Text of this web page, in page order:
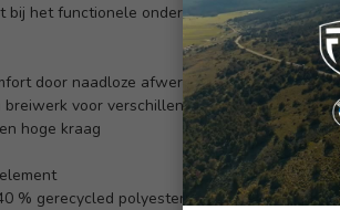
bij het functionele ondergoed uit de 2022
door naadloze afwerking
voor verschillende vereisten aan de
hoge kraag
% gerecycled polyester